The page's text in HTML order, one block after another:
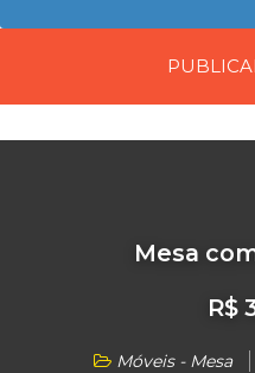
Mesa
R$
Móveis - Mesa